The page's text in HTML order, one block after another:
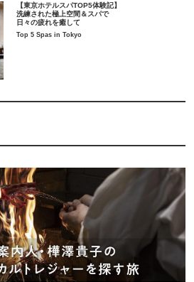
【東京ホテルスパTOP5体験記】
洗練された極上空間＆スパで
日々の疲れを癒して
Top 5 Spas in Tokyo